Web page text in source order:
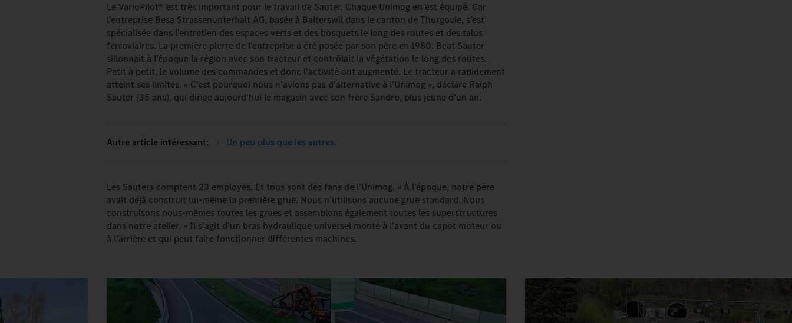
Le VarioPilot® est très important pour le travail de Sauter. Chaque Unimog en est équipé. Car
l’entreprise Besa Strassenunterhalt AG, basée à Balterswil dans le canton de Thurgovie, s’est
spécialisée dans l’entretien des espaces verts et des bosquets le long des routes et des talus
ferroviaires. La première pierre de l’entreprise a été posée par son père en 1980. Beat Sauter
sillonnait à l’époque la région avec son tracteur et contrôlait la végétation le long des routes.
Petit à petit, le volume des commandes et donc l’activité ont augmenté. Le tracteur a rapidement
atteint ses limites. « C’est pourquoi nous n’avions pas d’alternative à l’Unimog », déclare Ralph
Sauter (35 ans), qui dirige aujourd’hui le magasin avec son frère Sandro, plus jeune d’un an.
Un peu plus que les autres.
Les Sauters comptent 23 employés. Et tous sont des fans de l’Unimog. « À l’époque, notre père
avait déjà construit lui-même la première grue. Nous n’utilisons aucune grue standard. Nous
construisons nous-mêmes toutes les grues et assemblons également toutes les superstructures
dans notre atelier. » Il s’agit d’un bras hydraulique universel monté à l’avant du capot moteur ou
à l’arrière et qui peut faire fonctionner différentes machines.